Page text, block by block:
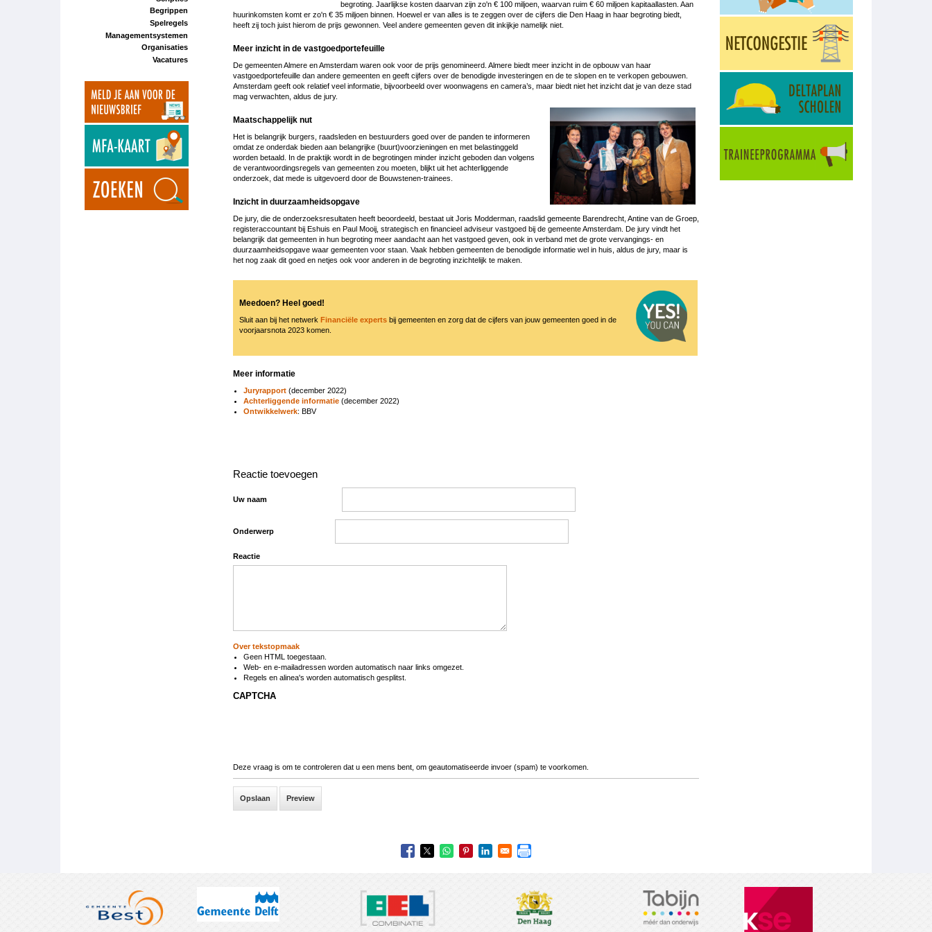
Begrippen
Spelregels
Managementsystemen
Organisaties
Vacatures
begroting. Jaarlijkse kosten daarvan zijn zo'n € 100 miljoen, waarvan ruim € 60 miljoen kapitaallasten. Aan
huurinkomsten komt er zo'n € 35 miljoen binnen. Hoewel er van alles is te zeggen over de cijfers die Den Haag in haar begroting biedt,
heeft zij toch juist hierom de prijs gewonnen. Veel andere gemeenten geven dit inkijkje namelijk niet.
Meer inzicht in de vastgoedportefeuille
De gemeenten Almere en Amsterdam waren ook voor de prijs genomineerd. Almere biedt meer inzicht in de opbouw van haar
vastgoedportefeuille dan andere gemeenten en geeft cijfers over de benodigde investeringen en de te slopen en te verkopen gebouwen.
Amsterdam geeft ook relatief veel informatie, bijvoorbeeld over woonwagens en camera’s, maar biedt niet het inzicht dat je van deze stad
mag verwachten, aldus de jury.
Image
Maatschappelijk nut
Het is belangrijk burgers, raadsleden en bestuurders goed over de panden te informeren
omdat ze onderdak bieden aan belangrijke (buurt)voorzieningen en met belastinggeld
worden betaald. In de praktijk wordt in de begrotingen minder inzicht geboden dan volgens
de verantwoordingsregels van gemeenten zou moeten, blijkt uit het achterliggende
onderzoek, dat mede is uitgevoerd door de Bouwstenen-trainees.
Inzicht in duurzaamheidsopgave
De jury, die de onderzoeksresultaten heeft beoordeeld, bestaat uit Joris Modderman, raadslid gemeente Barendrecht, Antine van de Groep,
registeraccountant bij Eshuis en Paul Mooij, strategisch en financieel adviseur vastgoed bij de gemeente Amsterdam. De jury vindt het
belangrijk dat gemeenten in hun begroting meer aandacht aan het vastgoed geven, ook in verband met de grote vervangings- en
duurzaamheidsopgave waar gemeenten voor staan. Vaak hebben gemeenten de benodigde informatie wel in huis, aldus de jury, maar is
het nog zaak dit goed en netjes ook voor anderen in de begroting inzichtelijk te maken.
Meedoen? Heel goed!
Sluit aan bij het netwerk Financiële experts bij gemeenten en zorg dat de cijfers van jouw gemeenten goed in de
voorjaarsnota 2023 komen.
Meer informatie
Juryrapport (december 2022)
Achterliggende informatie (december 2022)
Ontwikkelwerk: BBV
Reactie toevoegen
Uw naam
Onderwerp
Reactie
Over tekstopmaak
Geen HTML toegestaan.
Web- en e-mailadressen worden automatisch naar links omgezet.
Regels en alinea's worden automatisch gesplitst.
CAPTCHA
Deze vraag is om te controleren dat u een mens bent, om geautomatiseerde invoer (spam) te voorkomen.